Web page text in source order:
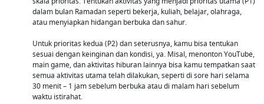
dalam bulan Ramadan seperti bekerja, kuliah, belajar, olahraga,
atau menyiapkan hidangan berbuka dan sahur.
Untuk prioritas kedua (P2) dan seterusnya, kamu bisa tentukan
sesuai dengan keinginan dan kondisi, ya. Misal, menonton YouTube,
main game, dan aktivitas hiburan lainnya bisa kamu tempatkan saat
semua aktivitas utama telah dilakukan, seperti di sore hari selama
30 menit – 1 jam sebelum berbuka atau di malam hari sebelum
waktu istirahat.